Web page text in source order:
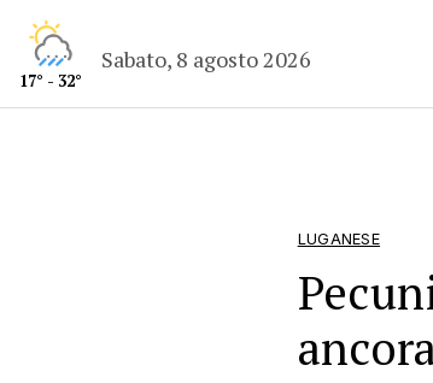
17° - 32°
Sabato, 8 agosto 2026
LUGANESE